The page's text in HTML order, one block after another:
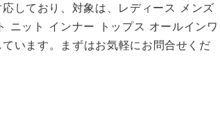
しており、対象は、レディース メンズ
ニット インナー トップス オールインワ
います。まずはお気軽にお問合せくだ